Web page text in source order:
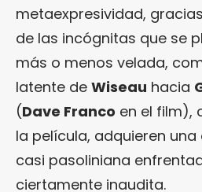
metaexpresividad,
de las incógnitas que se
más o menos velada,
latente de Wiseau hacia
(Dave Franco en el film),
la película, adquieren
casi pasoliniana
ciertamente inaudita.